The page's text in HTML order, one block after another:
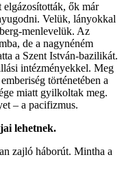
elgázosították, ők már
Velük, lányokkal
menlevelük. Az
de a nagynéném
a Szent István-bazilikát.
intézményekkel. Meg
történetében a
miatt gyilkoltak meg.
– a pacifizmus.
lehetnek.
zajló háborút. Mintha a